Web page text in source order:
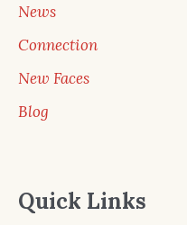
News
Connection
New Faces
Blog
Quick Links